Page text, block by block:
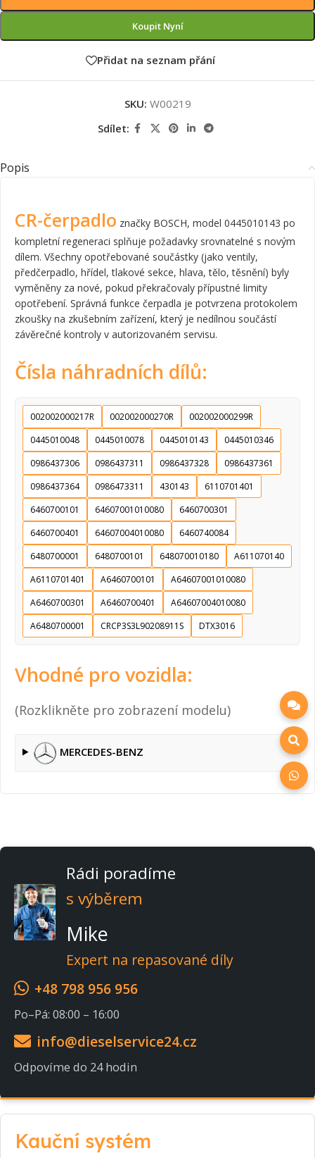
Koupit Nyní
Přidat na seznam přání
SKU: W00219
Sdílet:
Popis
CR-čerpadlo značky BOSCH, model 0445010143 po
kompletní regeneraci splňuje požadavky srovnatelné s novým
dílem. Všechny opotřebované součástky (jako ventily,
předčerpadlo, hřídel, tlakové sekce, hlava, tělo, těsnění) byly
vyměněny za nové, pokud překračovaly přípustné limity
opotřebení. Správná funkce čerpadla je potvrzena protokolem
zkoušky na zkušebním zařízení, který je nedílnou součástí
závěrečné kontroly v autorizovaném servisu.
Čísla náhradních dílů:
002002000217R 002002000270R
002002000299R
0445010048
0445010078 0445010143
0445010346
0986437306
0986437311 0986437328
0986437361
0986437364
0986473311 430143
6110701401
6460700101
64607001010080
6460700301
6460700401
64607004010080
6460740084
6480700001
6480700101 648070010180
A611070140
A6110701401
A6460700101
A64607001010080
A6460700301
A6460700401
A64607004010080
A6480700001
CRCP3S3L90208911S DTX3016
Vhodné pro vozidla:
(Rozklikněte pro zobrazení modelu)
MERCEDES-BENZ
Rádi poradíme
s výběrem
Mike
Expert na repasované díly
+48 798 956 956
Po–Pá: 08:00 – 16:00
info@dieselservice24.cz
Odpovíme do 24 hodin
Kauční systém